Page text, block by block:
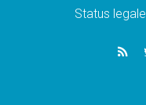
Status legale